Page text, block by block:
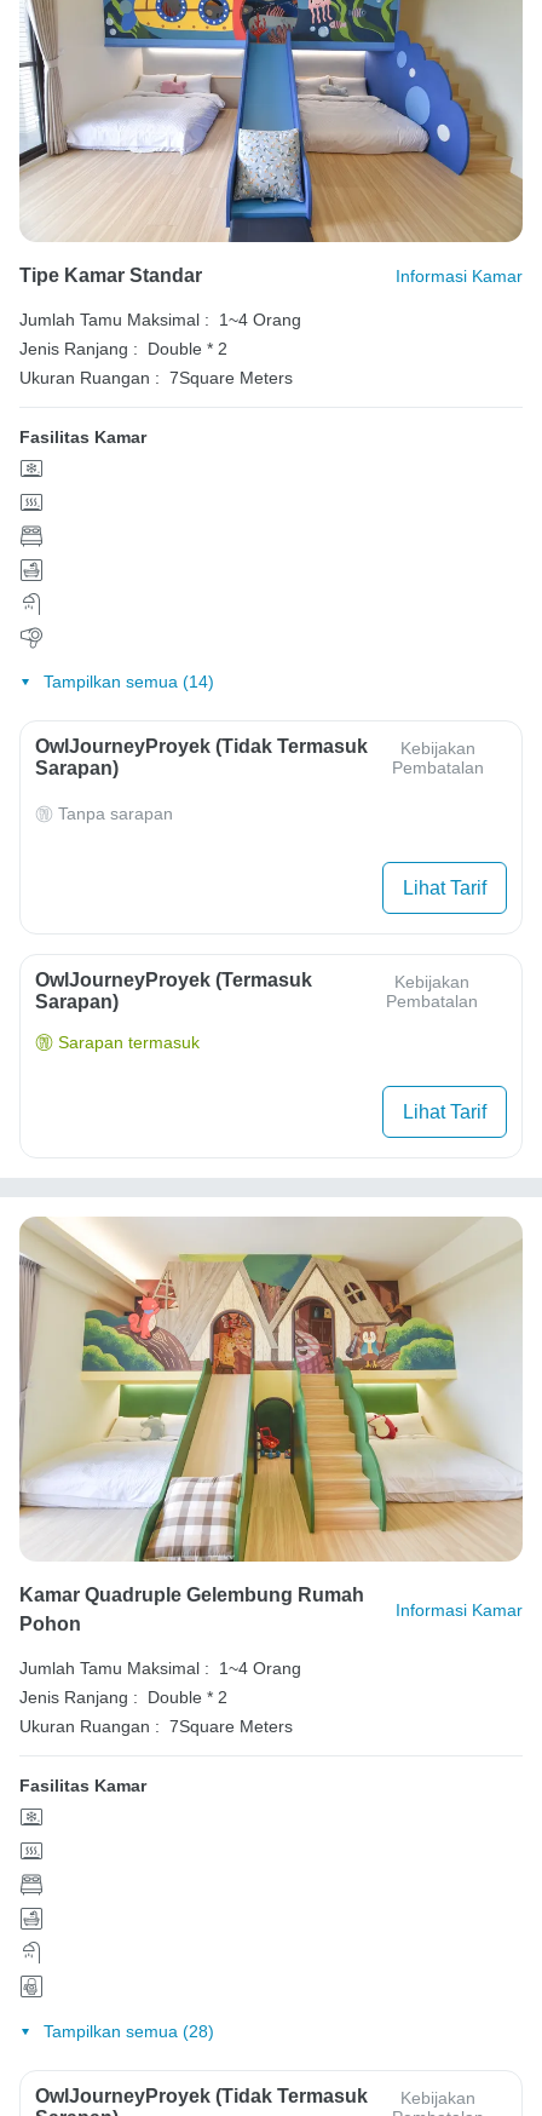
Tipe Kamar Standar Informasi Kamar
Jumlah Tamu Maksimal :
1~4 Orang
Jenis Ranjang :
Double * 2
Ukuran Ruangan : 7Square Meters
Fasilitas Kamar
Tampilkan semua (14)
OwlJourneyProyek (Tidak Termasuk
Sarapan)
Kebijakan
Pembatalan
Tanpa sarapan
Lihat Tarif
OwlJourneyProyek (Termasuk
Sarapan)
Kebijakan
Pembatalan
Sarapan termasuk
Lihat Tarif
Kamar Quadruple Gelembung Rumah
Pohon
Informasi Kamar
Jumlah Tamu Maksimal :
1~4 Orang
Jenis Ranjang :
Double * 2
Ukuran Ruangan : 7Square Meters
Fasilitas Kamar
Tampilkan semua (28)
OwlJourneyProyek (Tidak Termasuk
Kebijakan